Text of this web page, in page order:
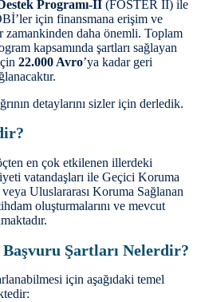
Programı-II (FOSTER II) ile
için finansmana erişim ve
daha önemli. Toplam
kapsamında şartları sağlayan
22.000 Avro’ya kadar geri
detaylarını sizler için derledik.
en çok etkilenen illerdeki
vatandaşları ile Geçici Koruma
Uluslararası Koruma Sağlanan
oluşturmalarını ve mevcut
Şartları Nelerdir?
için aşağıdaki temel